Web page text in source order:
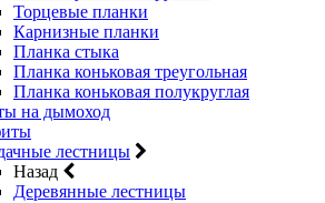
Торцевые планки
Карнизные планки
Планка стыка
Планка коньковая треугольная
Планка коньковая полукруглая
на дымоход
лестницы
Назад
Деревянные лестницы